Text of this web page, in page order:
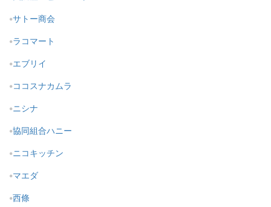
サトー商会
ラコマート
エブリイ
ココスナカムラ
ニシナ
協同組合ハニー
ニコキッチン
マエダ
西條